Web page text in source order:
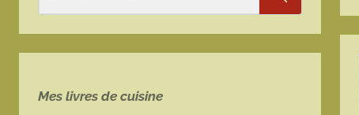
Rechercher
Mes livres de cuisine